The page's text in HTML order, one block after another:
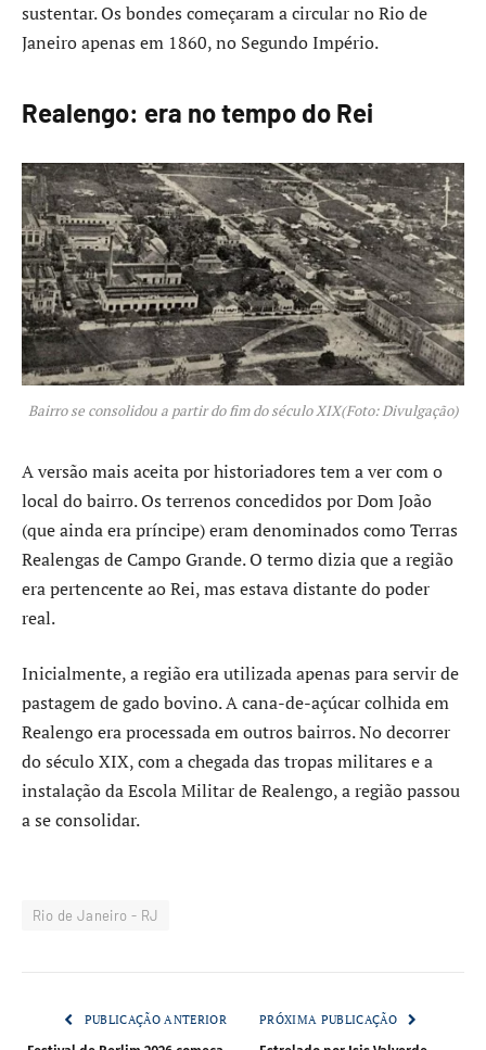
sustentar. Os bondes começaram a circular no Rio de
Janeiro apenas em 1860, no Segundo Império.
Realengo: era no tempo do Rei
Bairro se consolidou a partir do fim do século XIX(Foto: Divulgação)
A versão mais aceita por historiadores tem a ver com o
local do bairro. Os terrenos concedidos por Dom João
(que ainda era príncipe) eram denominados como Terras
Realengas de Campo Grande. O termo dizia que a região
era pertencente ao Rei, mas estava distante do poder
real.
Inicialmente, a região era utilizada apenas para servir de
pastagem de gado bovino. A cana-de-açúcar colhida em
Realengo era processada em outros bairros. No decorrer
do século XIX, com a chegada das tropas militares e a
instalação da Escola Militar de Realengo, a região passou
a se consolidar.
Rio de Janeiro - RJ
PUBLICAÇÃO ANTERIOR PRÓXIMA PUBLICAÇÃO